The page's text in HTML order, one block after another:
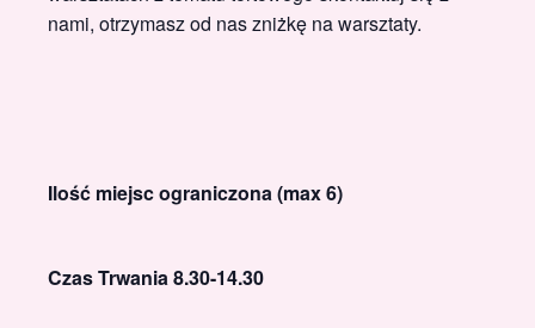
nami, otrzymasz od nas zniżkę na warsztaty.
Ilość miejsc ograniczona (max 6)
Czas Trwania 8.30-14.30